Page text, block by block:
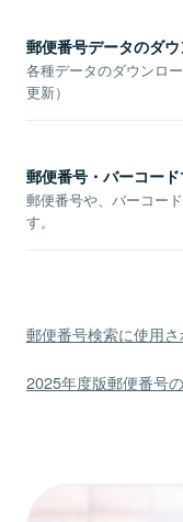
郵便番号データのダ
各種データのダウンロ
更新）
郵便番号・バーコー
郵便番号や、バーコー
す。
郵便番号検索に使用
2025年度版郵便番号